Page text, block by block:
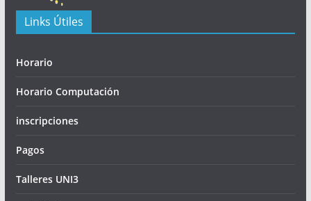
Links Útiles
Horario
Horario Computación
inscripciones
Pagos
Talleres UNI3